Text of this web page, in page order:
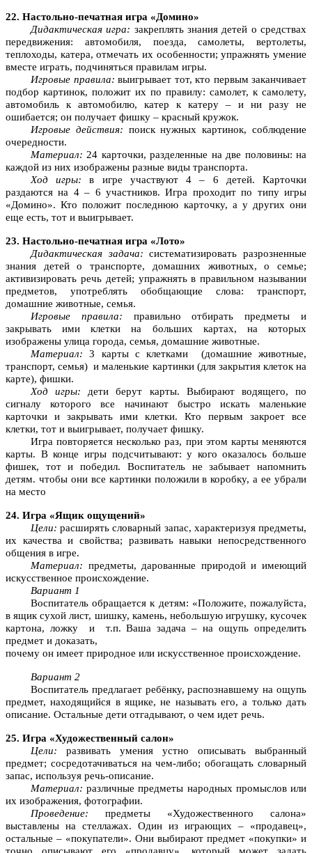
22. Настольно-печатная игра «Домино»
Дидактическая игра: закреплять знания детей о средствах
передвижения: автомобиля, поезда, самолеты, вертолеты,
теплоходы, катера, отмечать их особенности; упражнять умение
вместе играть, подчиняться правилам игры.
Игровые правила: выигрывает тот, кто первым заканчивает
подбор картинок, положит их по правилу: самолет, к самолету,
автомобиль к автомобилю, катер к катеру – и ни разу не
ошибается; он получает фишку – красный кружок.
Игровые действия: поиск нужных картинок, соблюдение
очередности.
Материал: 24 карточки, разделенные на две половины: на
каждой из них изображены разные виды транспорта.
Ход игры: в игре участвуют 4 – 6 детей. Карточки
раздаются на 4 – 6 участников. Игра проходит по типу игры
«Домино». Кто положит последнюю карточку, а у других они
еще есть, тот и выигрывает.
23. Настольно-печатная игра «Лото»
Дидактическая задача: систематизировать разрозненные
знания детей о транспорте, домашних животных, о семье;
активизировать речь детей; упражнять в правильном назывании
предметов, употреблять обобщающие слова: транспорт,
домашние животные, семья.
Игровые правила: правильно отбирать предметы и
закрывать ими клетки на больших картах, на которых
изображены улица города, семья, домашние животные.
Материал: 3 карты с клетками (домашние животные,
транспорт, семья) и маленькие картинки (для закрытия клеток на
карте), фишки.
Ход игры: дети берут карты. Выбирают водящего, по
сигналу которого все начинают быстро искать маленькие
карточки и закрывать ими клетки. Кто первым закроет все
клетки, тот и выигрывает, получает фишку.
Игра повторяется несколько раз, при этом карты меняются
карты. В конце игры подсчитывают: у кого оказалось больше
фишек, тот и победил. Воспитатель не забывает напомнить
детям. чтобы они все картинки положили в коробку, а ее убрали
на место
24. Игра «Ящик ощущений»
Цели: расширять словарный запас, характеризуя предметы,
их качества и свойства; развивать навыки непосредственного
общения в игре.
Материал: предметы, дарованные природой и имеющий
искусственное происхождение.
Вариант 1
Воспитатель обращается к детям: «Положите, пожалуйста,
в ящик сухой лист, шишку, камень, небольшую игрушку, кусочек
картона, ложку и т.п. Ваша задача – на ощупь определить
предмет и доказать,
почему он имеет природное или искусственное происхождение.
Вариант 2
Воспитатель предлагает ребёнку, распознавшему на ощупь
предмет, находящийся в ящике, не называть его, а только дать
описание. Остальные дети отгадывают, о чем идет речь.
25. Игра «Художественный салон»
Цели: развивать умения устно описывать выбранный
предмет; сосредотачиваться на чем-либо; обогащать словарный
запас, используя речь-описание.
Материал: различные предметы народных промыслов или
их изображения, фотографии.
Проведение: предметы «Художественного салона»
выставлены на стеллажах. Один из играющих – «продавец»,
остальные – «покупатели». Они выбирают предмет «покупки» и